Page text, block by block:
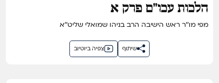
הלכות עכו"ם פרק א
מפי מו''ר ראש הישיבה הרב בניהו שמואלי שליט''א
צפיה ביוטיוב שיתוף